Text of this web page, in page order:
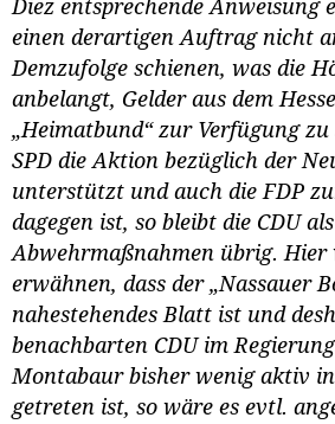
Diez entsprechende Anweisung
einen derartigen Auftrag nicht
Demzufolge schienen, was die
anbelangt, Gelder aus dem
„Heimatbund“ zur Verfügung
SPD die Aktion bezüglich der
unterstützt und auch die FDP
dagegen ist, so bleibt die CDU
Abwehrmaßnahmen übrig. Hier
erwähnen, dass der „Nassauer
nahestehendes Blatt ist und
benachbarten CDU im
Montabaur bisher wenig aktiv
getreten ist, so wäre es evtl.